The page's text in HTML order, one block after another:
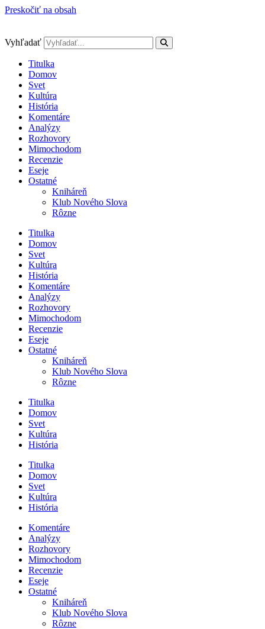
Preskočiť na obsah
Vyhľadať
Titulka
Domov
Svet
Kultúra
História
Komentáre
Analýzy
Rozhovory
Mimochodom
Recenzie
Eseje
Ostatné
Kniháreň
Klub Nového Slova
Rôzne
Titulka
Domov
Svet
Kultúra
História
Komentáre
Analýzy
Rozhovory
Mimochodom
Recenzie
Eseje
Ostatné
Kniháreň
Klub Nového Slova
Rôzne
Titulka
Domov
Svet
Kultúra
História
Titulka
Domov
Svet
Kultúra
História
Komentáre
Analýzy
Rozhovory
Mimochodom
Recenzie
Eseje
Ostatné
Kniháreň
Klub Nového Slova
Rôzne